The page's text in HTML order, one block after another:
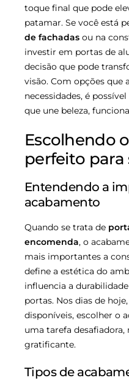
toque final que pode
patamar. Se você está
de fachadas ou na
investir em portas de
decisão que pode
visão. Com opções que
necessidades, é
que une beleza,
Escolhendo
perfeito para
Entendendo a
acabamento
Quando se trata de
encomenda, o
mais importantes a
define a estética do
influencia a
portas. Nos dias de
disponíveis, escolher o
uma tarefa
gratificante.
Tipos de